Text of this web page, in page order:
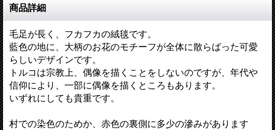
商品詳細
毛足が長く、フカフカの絨毯です。
藍色の地に、大柄のお花のモチーフが全体に散らばった可愛
らしいデザインです。
トルコは宗教上、偶像を描くことをしないのですが、年代や
信仰により、一部に偶像を描くところもあります。
いずれにしても貴重です。
村での染色のためか、赤色の裏側に多少の滲みがあります